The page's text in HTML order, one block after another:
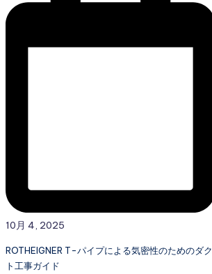
10月 4, 2025
ROTHEIGNER T-パイプによる気密性のためのダク
ト工事ガイド